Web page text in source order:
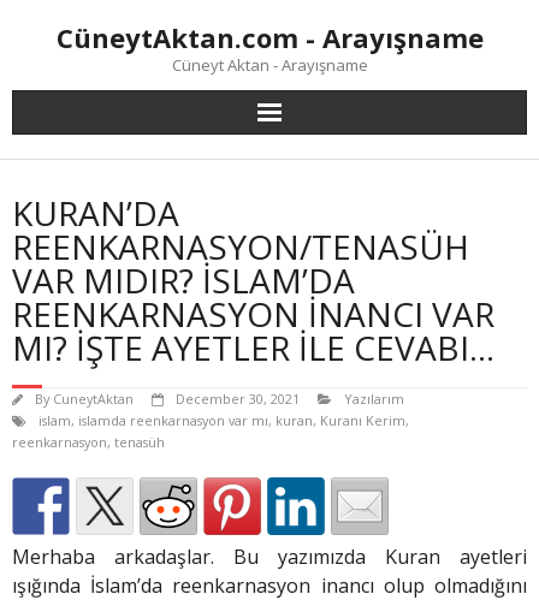
CüneytAktan.com - Arayışname
Cüneyt Aktan - Arayışname
KURAN’DA
REENKARNASYON/TENASÜH
VAR MIDIR? İSLAM’DA
REENKARNASYON İNANCI VAR
MI? İŞTE AYETLER İLE CEVABI…
By CuneytAktan December 30, 2021
Yazılarım
islam, islamda reenkarnasyon var mı, kuran, Kuranı Kerim,
reenkarnasyon, tenasüh
Merhaba arkadaşlar. Bu yazımızda Kuran ayetleri
ışığında İslam’da reenkarnasyon inancı olup olmadığını